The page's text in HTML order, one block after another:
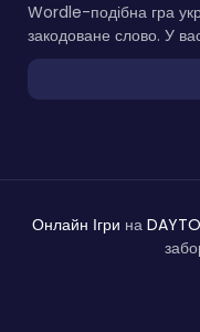
Wordle-подібна гра
закодоване слово. У
Онлайн Ігри на